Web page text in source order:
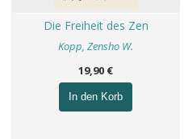
Die Freiheit des Zen
Kopp, Zensho W.
19,90 €
In den Korb